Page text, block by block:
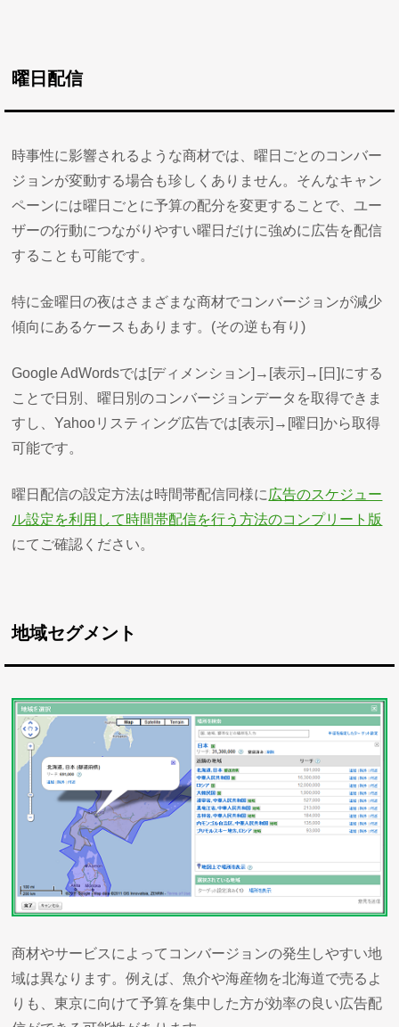
曜日配信
時事性に影響されるような商材では、曜日ごとのコンバー
ジョンが変動する場合も珍しくありません。そんなキャン
ペーンには曜日ごとに予算の配分を変更することで、ユー
ザーの行動につながりやすい曜日だけに強めに広告を配信
することも可能です。
特に金曜日の夜はさまざまな商材でコンバージョンが減少
傾向にあるケースもあります。(その逆も有り)
Google AdWordsでは[ディメンション]→[表示]→[日]にする
ことで日別、曜日別のコンバージョンデータを取得できま
すし、Yahooリスティング広告では[表示]→[曜日]から取得
可能です。
曜日配信の設定方法は時間帯配信同様に 広告のスケジュー
ル設定を利用して時間帯配信を行う方法のコンプリート版
にてご確認ください。
地域セグメント
商材やサービスによってコンバージョンの発生しやすい地
域は異なります。例えば、魚介や海産物を北海道で売るよ
りも、東京に向けて予算を集中した方が効率の良い広告配